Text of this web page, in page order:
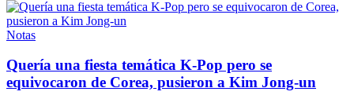
Notas
Quería una fiesta temática K-Pop pero se
equivocaron de Corea, pusieron a Kim Jong-un